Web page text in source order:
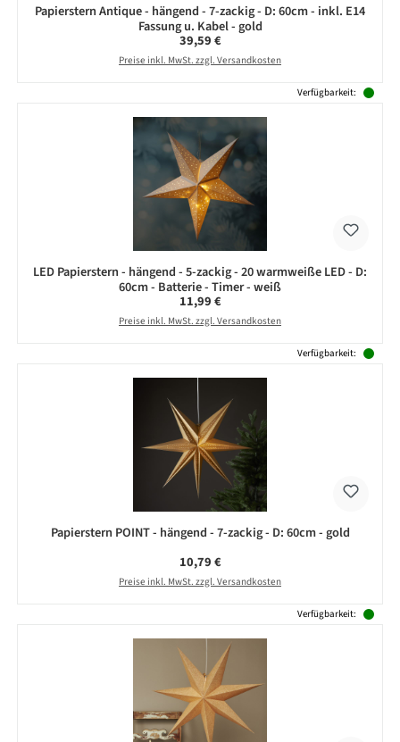
Papierstern Antique - hängend - 7-zackig - D: 60cm - inkl. E14
Fassung u. Kabel - gold
Regulärer Preis:
39,59 €
Preise inkl. MwSt. zzgl. Versandkosten
Verfügbarkeit:
LED Papierstern - hängend - 5-zackig - 20 warmweiße LED - D:
60cm - Batterie - Timer - weiß
Regulärer Preis:
11,99 €
Preise inkl. MwSt. zzgl. Versandkosten
Verfügbarkeit:
Papierstern POINT - hängend - 7-zackig - D: 60cm - gold
Regulärer Preis:
10,79 €
Preise inkl. MwSt. zzgl. Versandkosten
Verfügbarkeit: